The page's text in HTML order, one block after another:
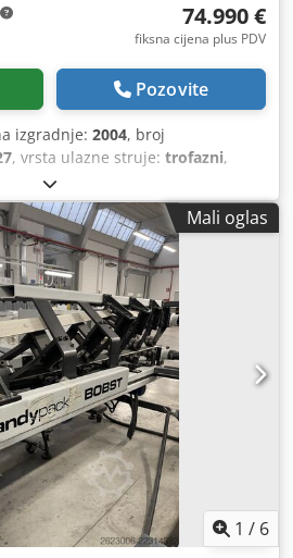
74.990 €
fiksna cijena plus PDV
Pozovite
izgradnje: 2004, broj
, vrsta ulazne struje: trofazni,
, ukupna dužina:
napon:380 V, priključak za
, ukupna masa:5.000 kg,
Mali oglas
1 / 6